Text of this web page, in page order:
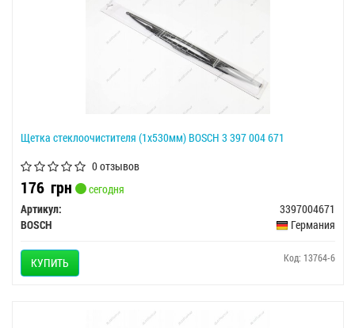
Щетка стеклоочистителя (1х530мм) BOSCH 3 397 004 671
0 отзывов
176 грн
сегодня
Артикул:
3397004671
BOSCH
Германия
КУПИТЬ Код: 13764-6